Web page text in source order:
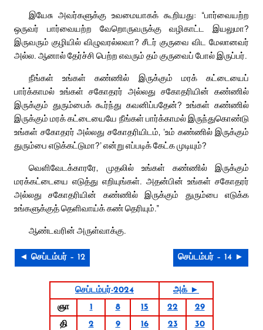
இயேசு அவர்களுக்கு உவமையாகக் கூறியது: “பார்வையற்ற
ஒருவர் பார்வையற்ற வேறொருவருக்கு வழிகாட்ட இயலுமா?
இருவரும் குழியில் விழுவரல்லவா? சீடர் குருவை விட மேலானவர்
அல்ல. ஆனால் தேர்ச்சி பெற்ற எவரும் தம் குருவைப் போல் இருப்பர்.
நீங்கள் உங்கள் கண்ணில் இருக்கும் மரக் கட்டையைப்
பார்க்காமல் உங்கள் சகோதரர் அல்லது சகோதரியின் கண்ணில்
இருக்கும் துரும்பைக் கூர்ந்து கவனிப்பதேன்? உங்கள் கண்ணில்
இருக்கும் மரக் கட்டையையே நீங்கள் பார்க்காமல் இருந்துகொண்டு
உங்கள் சகோதரர் அல்லது சகோதரியிடம், ‘உம் கண்ணில் இருக்கும்
துரும்பை எடுக்கட்டுமா?’ என்று எப்படிக் கேட்க முடியும்?
வெளிவேடக்காரரே, முதலில் உங்கள் கண்ணில் இருக்கும்
மரக்கட்டையை எடுத்து எறியுங்கள். அதன்பின் உங்கள் சகோதரர்
அல்லது சகோதரியின் கண்ணில் இருக்கும் துரும்பை எடுக்க
உங்களுக்குத் தெளிவாய்க் கண் தெரியும்.”
ஆண்டவரின் அருள்வாக்கு.
◄ செப்டம்பர் – 12 செப்டம்பர் – 14 ►
செப்டம்பர்-2024
அக் ►
ஞா
1 8 15 22
29
தி
2 9 16 23
30